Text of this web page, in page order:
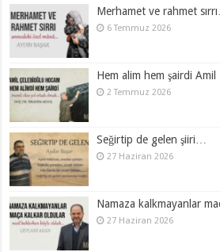
Merhamet ve rahmet
6 Temmuz 2026
Hem alim hem şairdi Amil
2 Temmuz 2026
Seğirtip de gelen şiiri…
27 Haziran 2026
Namaza kalkmayanlar
27 Haziran 2026